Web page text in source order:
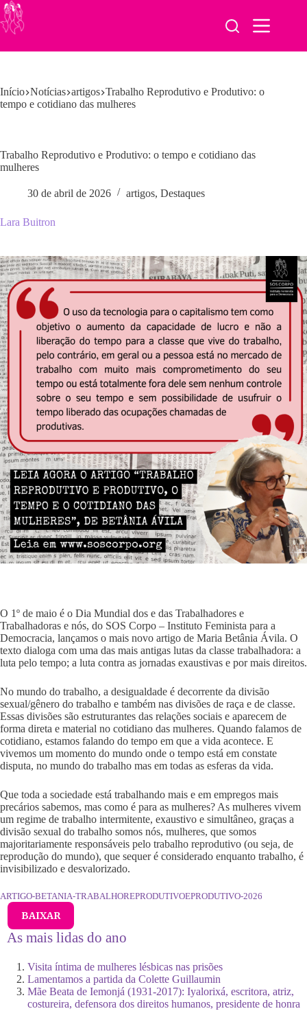
Pular
para
o
Início Notícias artigos Trabalho Reprodutivo e Produtivo: o
tempo e cotidiano das mulheres
Trabalho Reprodutivo e Produtivo: o tempo e cotidiano das
mulheres
30 de abril de 2026 artigos, Destaques
Lara Buitron
O 1º de maio é o Dia Mundial dos e das Trabalhadores e
Trabalhadoras e nós, do SOS Corpo – Instituto Feminista para a
Democracia, lançamos o mais novo artigo de Maria Betânia Ávila. O
texto dialoga com uma das mais antigas lutas da classe trabalhadora: a
luta pelo tempo; a luta contra as jornadas exaustivas e por mais direitos.
No mundo do trabalho, a desigualdade é decorrente da divisão
sexual/gênero do trabalho e também nas divisões de raça e de classe.
Essas divisões são estruturantes das relações sociais e aparecem de
forma direta e material no cotidiano das mulheres. Quando falamos de
cotidiano, estamos falando do tempo em que a vida acontece. E
vivemos um momento do mundo onde o tempo está em constate
disputa, no mundo do trabalho mas em todas as esferas da vida.
Que toda a sociedade está trabalhando mais e em empregos mais
precários sabemos, mas como é para as mulheres? As mulheres vivem
um regime de trabalho intermitente, exaustivo e simultâneo, graças a
divisão sexual do trabalho somos nós, mulheres, que somos
majoritariamente responsáveis pelo trabalho reprodutivo (ou seja, de
reprodução do mundo), que sequer é considerado enquanto trabalho, é
invisibilizado e desvalorizado.
ARTIGO-BETANIA-TRABALHOREPRODUTIVOEPRODUTIVO-2026
BAIXAR
As mais lidas do ano
Visita íntima de mulheres lésbicas nas prisões
Lamentamos a partida da Colette Guillaumin
Mãe Beata de Iemonjá (1931-2017): Iyalorixá, escritora, atriz,
costureira, defensora dos direitos humanos, presidente de honra